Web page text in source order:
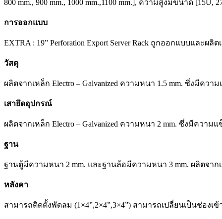
800 mm., 900 mm., 1000 mm.,1100 mm.], ความสูงมีขนาด [15U,
การออกแบบ
EXTRA : 19” Perforation Export Server Rack ถูกออกแบบและ
วัสดุ
ผลิตจากเหล็ก Electro – Galvanized ความหนา 1.5 mm. ซึ่งมีคว
เสายึดอุปกรณ์
ผลิตจากเหล็ก Electro – Galvanized ความหนา 2 mm. ซึ่งมีคว
ฐาน
ฐานตู้มีความหนา 2 mm. และฐานล้อมีความหนา 3 mm. ผลิตจาก
หลังคา
สามารถติดตั้งพัดลม (1×4”,2×4”,3×4”) สามารถเปลี่ยนเป็นช่อ